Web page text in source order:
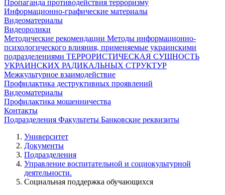
Пропаганда противодействия терроризму
Информационно-графические материалы
Видеоматериалы
Видеоролики
Методические рекомендации Методы информационно-
психологического влияния, применяемые украинскими
подразделениями ТЕРРОРИСТИЧЕСКАЯ СУЩНОСТЬ
УКРАИНСКИХ РАДИКАЛЬНЫХ СТРУКТУР
Межкультурное взаимодействие
Профилактика деструктивных проявлений
Видеоматериалы
Профилактика мошенничества
Контакты
Подразделения Факультеты Банковские реквизиты
Университет
Документы
Подразделения
Управление воспитательной и социокультурной
деятельности.
Социальная поддержка обучающихся